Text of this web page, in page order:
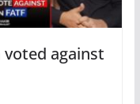
voted against